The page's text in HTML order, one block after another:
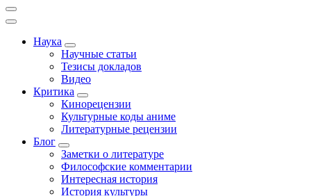
Наука
Научные статьи
Тезисы докладов
Видео
Критика
Кинорецензии
Культурные коды аниме
Литературные рецензии
Блог
Заметки о литературе
Философские комментарии
Интересная история
История культуры